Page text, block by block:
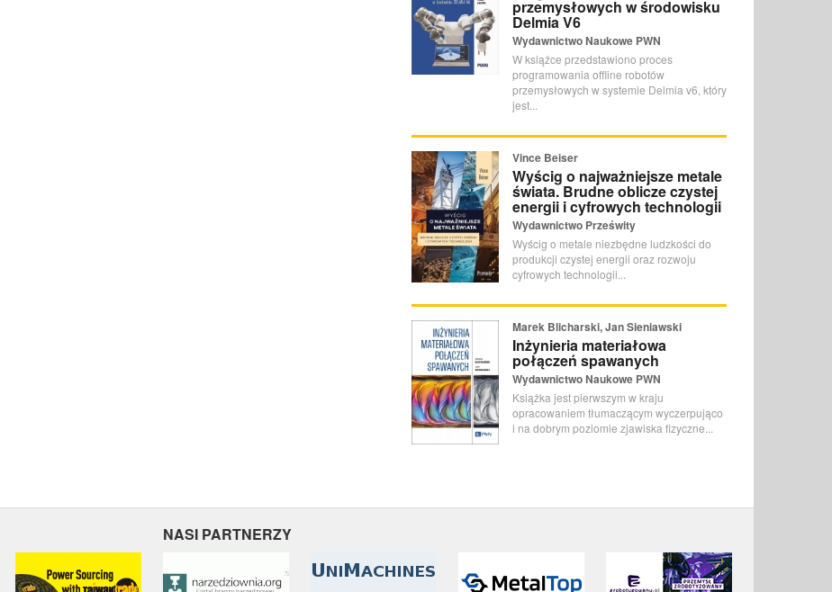
przemysłowych w środowisku
Delmia V6
Wydawnictwo Naukowe PWN
W książce przedstawiono proces
programowania offline robotów
przemysłowych w systemie Delmia v6, który
jest...
Vince Beiser
Wyścig o najważniejsze metale
świata. Brudne oblicze czystej
energii i cyfrowych technologii
Wydawnictwo Prześwity
Wyścig o metale niezbędne ludzkości do
produkcji czystej energii oraz rozwoju
cyfrowych technologii...
Marek Blicharski, Jan Sieniawski
Inżynieria materiałowa
połączeń spawanych
Wydawnictwo Naukowe PWN
Książka jest pierwszym w kraju
opracowaniem tłumaczącym wyczerpująco
i na dobrym poziomie zjawiska fizyczne...
NASI PARTNERZY